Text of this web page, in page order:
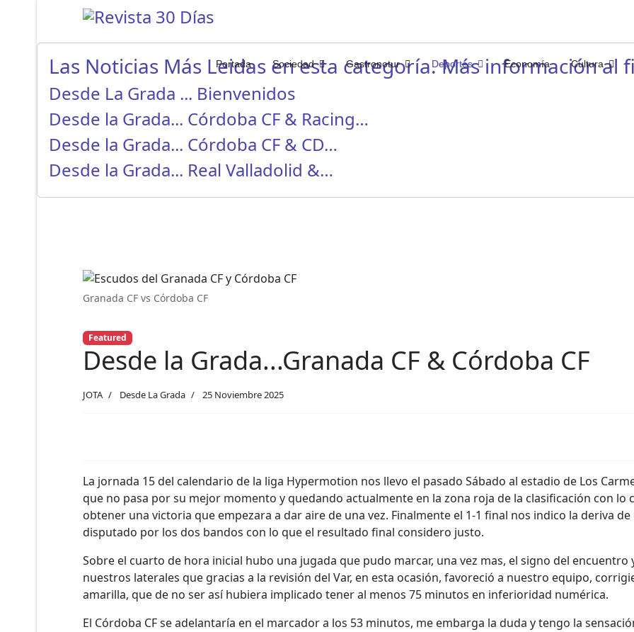
Portada Sociedad Gastronotur Deportes Economía Cultura
Las Noticias Más Leidas en esta categoría. Más información al
Desde La Grada ... Bienvenidos
Desde la Grada... Córdoba CF & Racing…
Desde la Grada... Córdoba CF & CD…
Desde la Grada... Real Valladolid &…
Granada CF vs Córdoba CF
Featured
Desde la Grada...Granada CF & Córdoba CF
JOTA Desde La Grada 25 Noviembre 2025
La jornada 15 del calendario de la liga Hypermotion nos llevo el pasado Sábado al estadio de Los
que no pasa por su mejor momento y quedando actualmente en la zona roja de la clasificación con
obtener una victoria que empezara a dar aire de una vez. Finalmente el 1-1 final nos indico la deriva
disputado por los dos bandos con lo que el resultado final considero justo.
Sobre el cuarto de hora inicial hubo una jugada que pudo marcar, una vez mas, el signo del
nuestros laterales que gracias a la revisión del Var, en esta ocasión, favoreció a nuestro equipo,
amarilla, que de no ser así hubiera implicado tener al menos 75 minutos en inferioridad numérica.
El Córdoba CF se adelantaría en el marcador a los 53 minutos, me embarga la duda y tengo la